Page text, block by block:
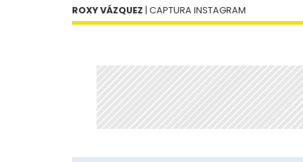
ROXY VÁZQUEZ | CAPTURA INSTAGRAM